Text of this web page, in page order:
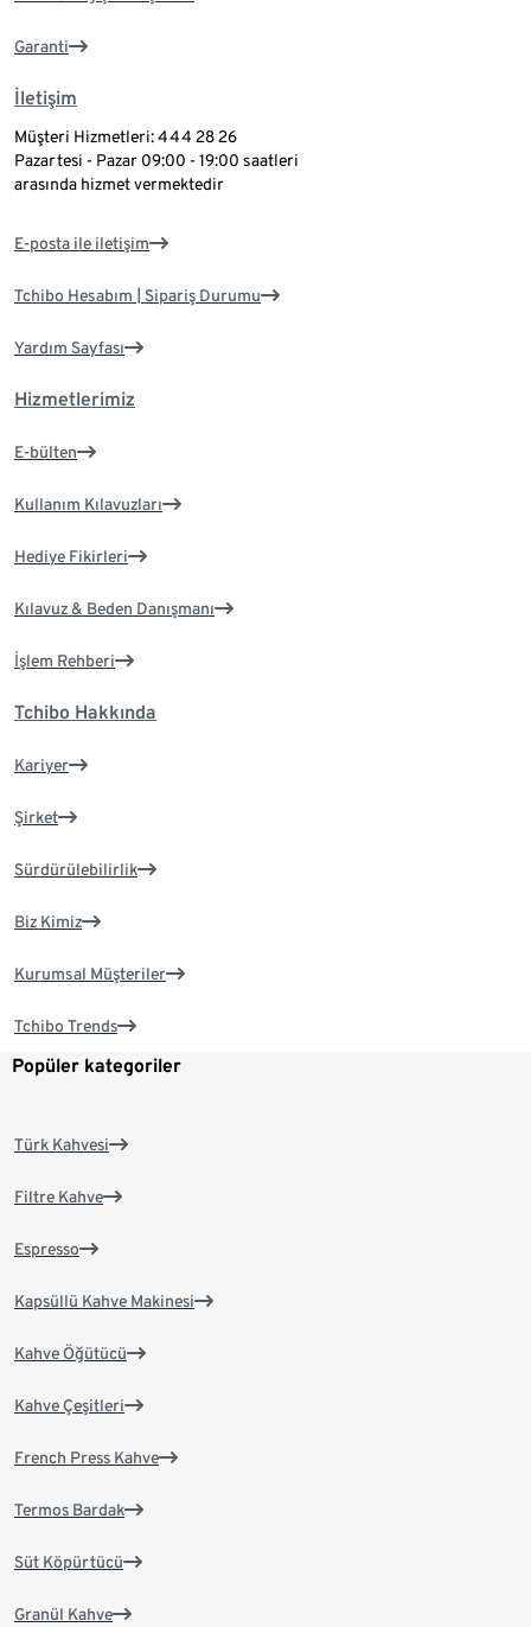
Garanti
İletişim
Müşteri Hizmetleri: 444 28 26
Pazartesi - Pazar 09:00 - 19:00 saatleri
arasında hizmet vermektedir
E-posta ile iletişim
Tchibo Hesabım | Sipariş Durumu
Yardım Sayfası
Hizmetlerimiz
E-bülten
Kullanım Kılavuzları
Hediye Fikirleri
Kılavuz & Beden Danışmanı
İşlem Rehberi
Tchibo Hakkında
Kariyer
Şirket
Sürdürülebilirlik
Biz Kimiz
Kurumsal Müşteriler
Tchibo Trends
Popüler kategoriler
Türk Kahvesi
Filtre Kahve
Espresso
Kapsüllü Kahve Makinesi
Kahve Öğütücü
Kahve Çeşitleri
French Press Kahve
Termos Bardak
Süt Köpürtücü
Granül Kahve